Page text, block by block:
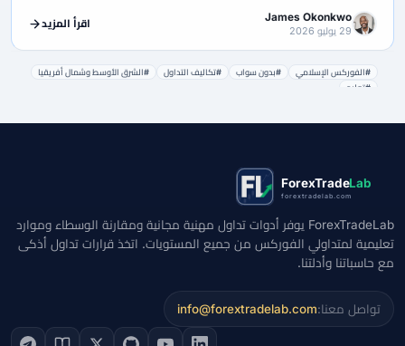
James Okonkwo
29 يوليو 2026
اقرأ المزيد
#الفوركس الإسلامي #بدون سواب #تكاليف التداول
#الشرق الأوسط وشمال أفريقيا
#تعليم
ForexTradeLab
forextradelab.com
ForexTradeLab يوفر أدوات تداول مهنية مجانية ومقارنة الوسطاء وموارد
تعليمية لمتداولي الفوركس من جميع المستويات. اتخذ قرارات تداول أذكى
مع حاسباتنا وأدلتنا.
تواصل معنا:info@forextradelab.com